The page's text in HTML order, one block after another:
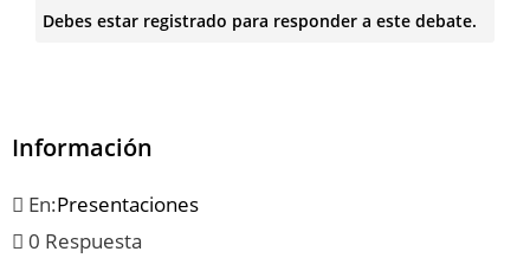
Debes estar registrado para responder a este debate.
Información
En:Presentaciones
0 Respuesta